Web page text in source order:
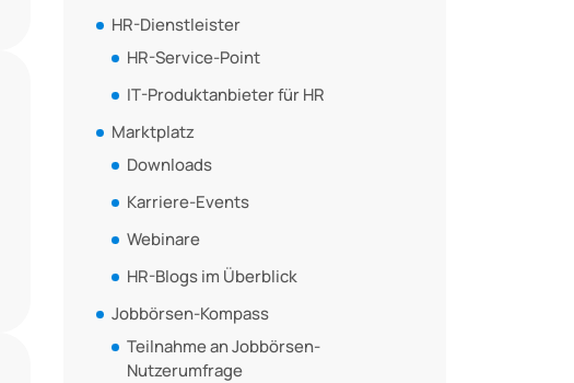
HR-Dienstleister
HR-Service-Point
IT-Produktanbieter für HR
Marktplatz
Downloads
Karriere-Events
Webinare
HR-Blogs im Überblick
Jobbörsen-Kompass
Teilnahme an Jobbörsen-
Nutzerumfrage